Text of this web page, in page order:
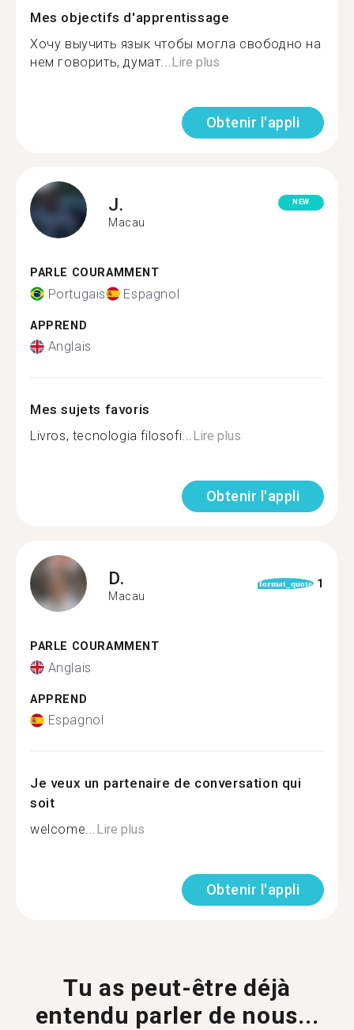
Mes objectifs d'apprentissage
Хочу выучить язык чтобы могла свободно на
нем говорить, думат...Lire plus
Obtenir l'appli
J.
Macau
NEW
PARLE COURAMMENT
Portugais Espagnol
APPREND
Anglais
Mes sujets favoris
Livros, tecnologia filosofi...Lire plus
Obtenir l'appli
D.
Macau
format_quote 1
PARLE COURAMMENT
Anglais
APPREND
Espagnol
Je veux un partenaire de conversation qui
soit
welcome...Lire plus
Obtenir l'appli
Tu as peut-être déjà
entendu parler de nous...